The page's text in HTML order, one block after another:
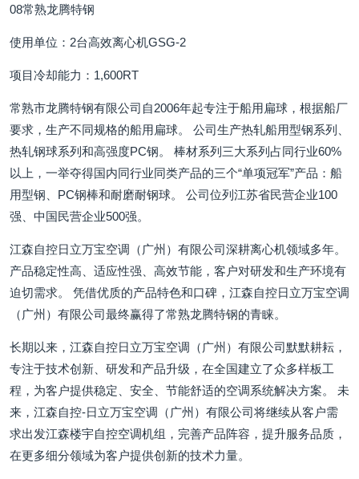
08常熟龙腾特钢
使用单位：2台高效离心机GSG-2
项目冷却能力：1,600RT
常熟市龙腾特钢有限公司自2006年起专注于船用扁球，根据船厂
要求，生产不同规格的船用扁球。 公司生产热轧船用型钢系列、
热轧钢球系列和高强度PC钢。 棒材系列三大系列占同行业60%
以上，一举夺得国内同行业同类产品的三个“单项冠军”产品：船
用型钢、PC钢棒和耐磨耐钢球。 公司位列江苏省民营企业100
强、中国民营企业500强。
江森自控日立万宝空调（广州）有限公司深耕离心机领域多年。
产品稳定性高、适应性强、高效节能，客户对研发和生产环境有
迫切需求。 凭借优质的产品特色和口碑，江森自控日立万宝空调
（广州）有限公司最终赢得了常熟龙腾特钢的青睐。
长期以来，江森自控日立万宝空调（广州）有限公司默默耕耘，
专注于技术创新、研发和产品升级，在全国建立了众多样板工
程，为客户提供稳定、安全、节能舒适的空调系统解决方案。 未
来，江森自控-日立万宝空调（广州）有限公司将继续从客户需
求出发江森楼宇自控空调机组，完善产品阵容，提升服务品质，
在更多细分领域为客户提供创新的技术力量。